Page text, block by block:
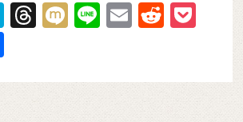
H
n
T
a
M
Li
E
R
di et